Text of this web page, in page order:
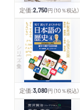
定価:2,750円 （10％税込）
シリーズ・全集
定価:3,080円 （10％税込）